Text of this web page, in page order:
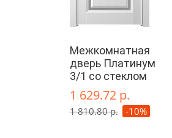
Межкомнатная
дверь Платинум
3/1 со стеклом
1 629.72 р.
1 810.80 р. -10%